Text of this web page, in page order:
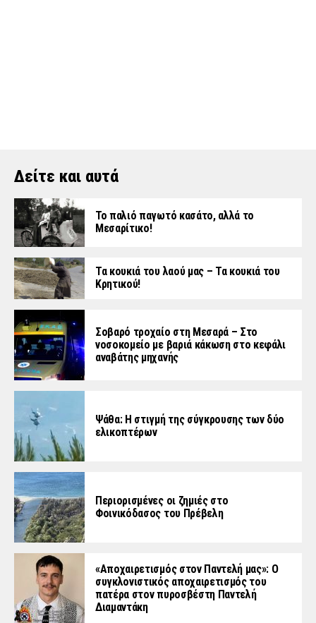
Δείτε και αυτά
Το παλιό παγωτό κασάτο, αλλά το
Μεσαρίτικο!
Τα κουκιά του λαού μας – Τα κουκιά του
Κρητικού!
Σοβαρό τροχαίο στη Μεσαρά – Στο
νοσοκομείο με βαριά κάκωση στο κεφάλι
αναβάτης μηχανής
Ψάθα: Η στιγμή της σύγκρουσης των δύο
ελικοπτέρων
Περιορισμένες οι ζημιές στο
Φοινικόδασος του Πρέβελη
«Aποχαιρετισμός στον Παντελή μας»: Ο
συγκλονιστικός αποχαιρετισμός του
πατέρα στον πυροσβέστη Παντελή
Διαμαντάκη